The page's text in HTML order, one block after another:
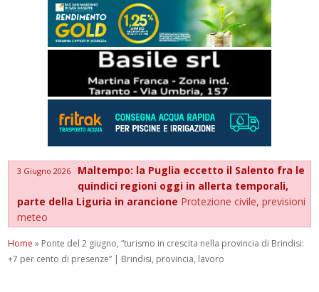
3 Giugno 2026
Maltempo: la Puglia eccetto il Salento fra le
quindici regioni oggi in allerta temporali,
parte della Liguria in arancione Protezione civile, previsioni
meteo
Home » Ponte del 2 giugno, “turismo in crescita nella provincia di Brindisi:
+7 per cento di presenze” | Brindisi, provincia, lavoro